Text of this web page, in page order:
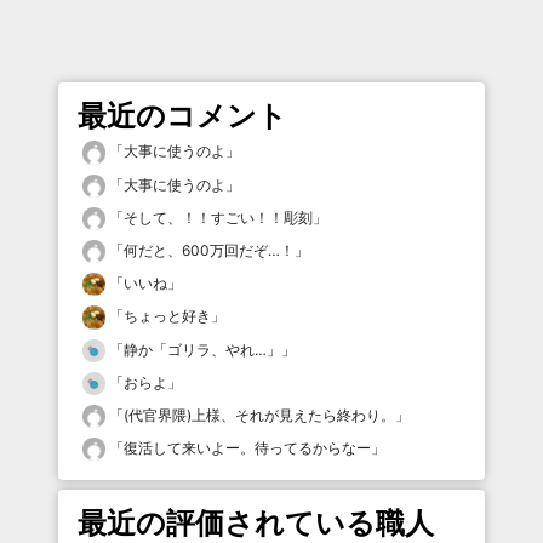
最近のコメント
「大事に使うのよ 」
「大事に使うのよ 」
「そして、！！すごい！！彫刻 」
「何だと、600万回だぞ…！ 」
「いいね 」
「ちょっと好き 」
「静か「ゴリラ、やれ…」
」
「おらよ 」
「(代官界隈)上様、それが見えたら終わり。
」
「復活して来いよー。待ってるからなー 」
最近の評価されている職人